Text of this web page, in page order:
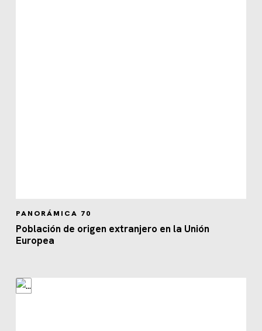
PANORÁMICA 70
Población de origen extranjero en la Unión
Europea